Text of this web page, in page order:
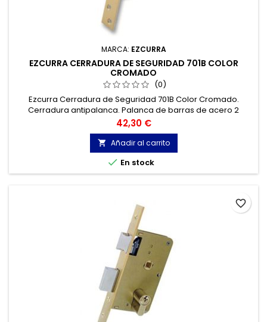
MARCA: EZCURRA
EZCURRA CERRADURA DE SEGURIDAD 701B COLOR
CROMADO
(0)
Ezcurra Cerradura de Seguridad 701B Color Cromado.
Cerradura antipalanca. Palanca de barras de acero 2
vueltas.
Precio
42,30 €
 Añadir al carrito
 En stock
favorite_border